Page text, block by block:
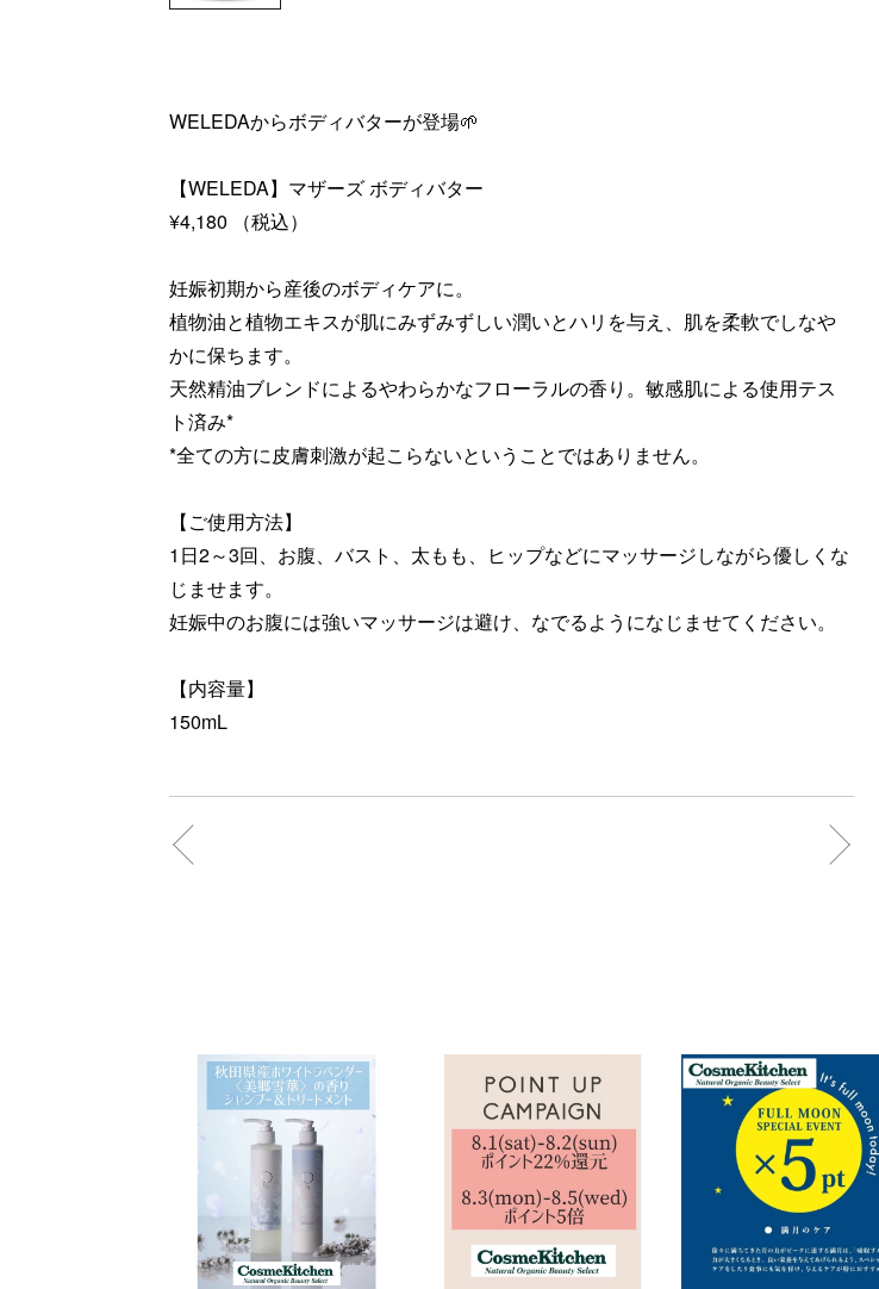
WELEDAからボディバターが登場🌱
【WELEDA】マザーズ ボディバター
¥4,180 （税込）
妊娠初期から産後のボディケアに。
植物油と植物エキスが肌にみずみずしい潤いとハリを与え、肌を柔軟でしなや
かに保ちます。
天然精油ブレンドによるやわらかなフローラルの香り。敏感肌による使用テス
ト済み*
*全ての方に皮膚刺激が起こらないということではありません。
【ご使用方法】
1日2～3回、お腹、バスト、太もも、ヒップなどにマッサージしながら優しくな
じませます。
妊娠中のお腹には強いマッサージは避け、なでるようになじませてください。
【内容量】
150mL